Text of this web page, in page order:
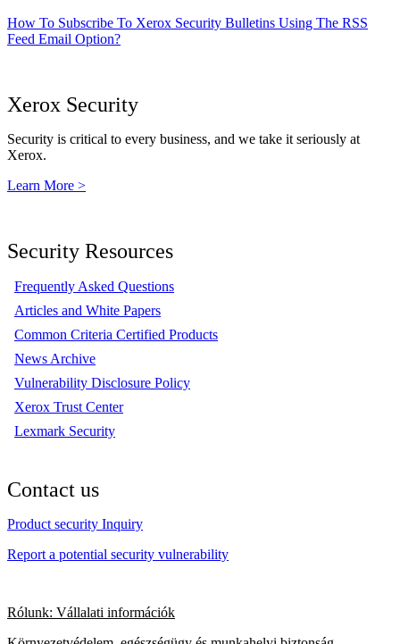
How To Subscribe To Xerox Security Bulletins Using The RSS
Feed Email Option?
Xerox Security
Security is critical to every business, and we take it seriously at
Xerox.
Learn More >
Security Resources
Frequently Asked Questions
Articles and White Papers
Common Criteria Certified Products
News Archive
Vulnerability Disclosure Policy
Xerox Trust Center
Lexmark Security
Contact us
Product security Inquiry
Report a potential security vulnerability
Rólunk: Vállalati információk